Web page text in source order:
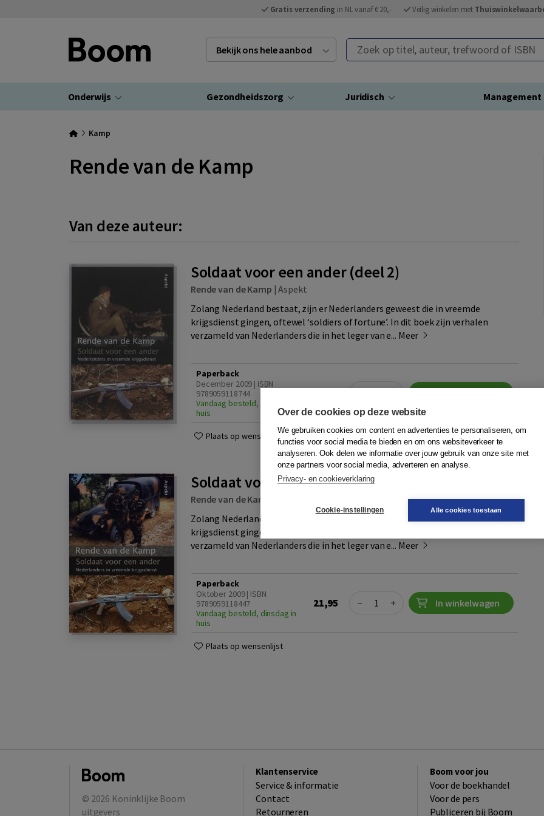
Gratis verzending in NL vanaf € 20,- Veilig winkelen met
Bekijk ons hele aanbod Zoek op titel, auteur, trefwoord of ISBN
Onderwijs Gezondheidszorg Juridisch Management
Kamp
Rende van de Kamp
Van deze auteur:
Soldaat voor een ander (deel 2)
Rende van de Kamp |Aspekt
Zolang Nederland bestaat, zijn er Nederlanders geweest die in vreemde
krijgsdienst gingen, oftewel ‘soldiers of fortune’. In dit boek zijn verhalen
verzameld van Nederlanders die in het leger van e... Meer
Paperback
December 2009 | ISBN
9789059118744
Vandaag besteld, dinsdag in
huis
Quantity
Plaats op wensenlijst
Soldaat voor een ander (deel 1)
Rende van de Kamp
Zolang Nederland bestaat, zijn er Nederlanders geweest die in vreemde
krijgsdienst gingen, oftewel ‘soldiers of fortune’. In dit boek zijn verhalen
verzameld van Nederlanders die in het leger van e... Meer
Paperback
Oktober 2009 | ISBN
9789059118447
Vandaag besteld, dinsdag in
huis
21,95 Quantity
− + In winkelwagen
Plaats op wensenlijst
© 2026 Koninklijke Boom
uitgevers
Klantenservice
Service & informatie
Contact
Retourneren
Boom voor jou
Voor de boekhandel
Voor de pers
Publiceren bij Boom
Over de cookies op deze website
We gebruiken cookies om content en advertenties te personaliseren, om
functies voor social media te bieden en om ons websiteverkeer te
analyseren. Ook delen we informatie over jouw gebruik van onze site met
onze partners voor social media, adverteren en analyse.
Privacy- en cookieverklaring
Cookie-instellingen Alle cookies toestaan